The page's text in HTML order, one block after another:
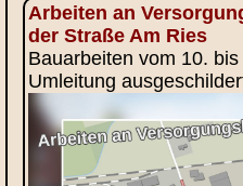
Arbeiten an
der Straße Am Ries
Bauarbeiten vom 10.
Umleitung